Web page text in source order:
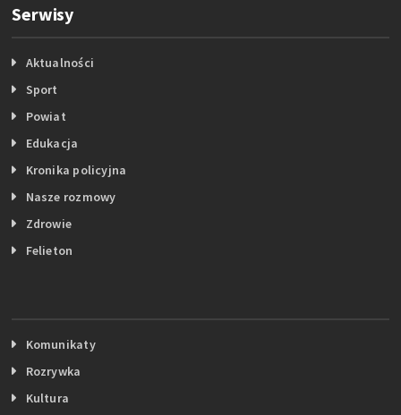
Serwisy
Aktualności
Sport
Powiat
Edukacja
Kronika policyjna
Nasze rozmowy
Zdrowie
Felieton
Komunikaty
Rozrywka
Kultura